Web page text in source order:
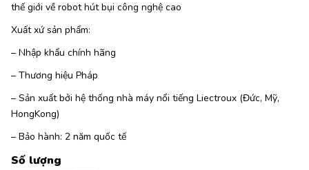
thế giới về robot hút bụi công nghệ cao
Xuất xứ sản phẩm:
– Nhập khẩu chính hãng
– Thương hiệu Pháp
– Sản xuất bởi hệ thống nhà máy nổi tiếng Liectroux (Đức, Mỹ,
HongKong)
– Bảo hành: 2 năm quốc tế
Số lượng